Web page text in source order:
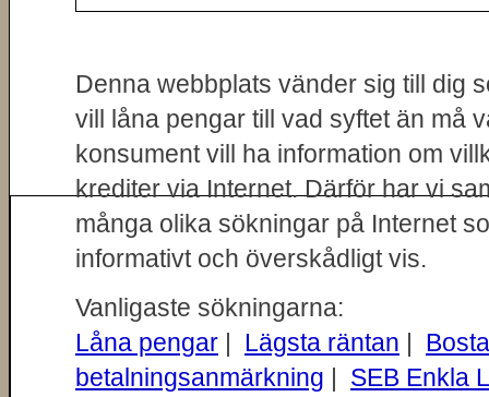
Denna webbplats vänder sig till dig
vill låna pengar till vad syftet än må
konsument vill ha information om
krediter via Internet. Därför har vi
många olika sökningar på Internet
informativt och överskådligt vis.
Vanligaste sökningarna:
Låna pengar
Lägsta räntan
betalningsanmärkning
SEB Enkla